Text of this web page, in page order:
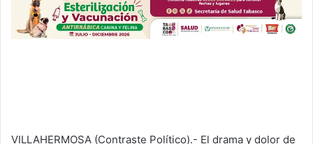
VILLAHERMOSA (Contraste Político).- El drama y dolor de